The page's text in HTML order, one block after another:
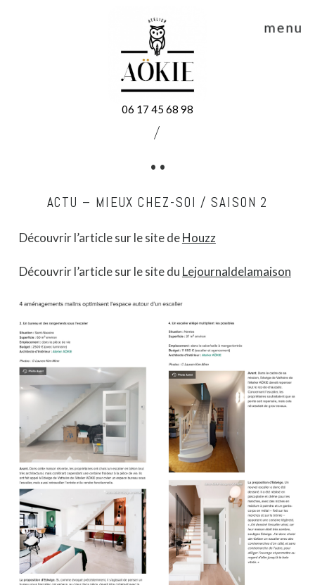
menu
06 17 45 68 98
/
• •
ACTU – MIEUX CHEZ-SOI / SAISON 2
Découvrir l’article sur le site deHouzz
Découvrir l’article sur le site du Lejournaldelamaison